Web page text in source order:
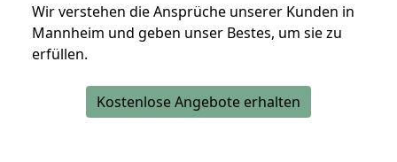
Wir verstehen die Ansprüche unserer Kunden in
Mannheim und geben unser Bestes, um sie zu
erfüllen.
Kostenlose Angebote erhalten